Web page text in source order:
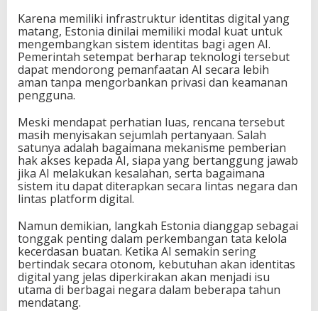
Karena memiliki infrastruktur identitas digital yang
matang, Estonia dinilai memiliki modal kuat untuk
mengembangkan sistem identitas bagi agen AI.
Pemerintah setempat berharap teknologi tersebut
dapat mendorong pemanfaatan AI secara lebih
aman tanpa mengorbankan privasi dan keamanan
pengguna.
Meski mendapat perhatian luas, rencana tersebut
masih menyisakan sejumlah pertanyaan. Salah
satunya adalah bagaimana mekanisme pemberian
hak akses kepada AI, siapa yang bertanggung jawab
jika AI melakukan kesalahan, serta bagaimana
sistem itu dapat diterapkan secara lintas negara dan
lintas platform digital.
Namun demikian, langkah Estonia dianggap sebagai
tonggak penting dalam perkembangan tata kelola
kecerdasan buatan. Ketika AI semakin sering
bertindak secara otonom, kebutuhan akan identitas
digital yang jelas diperkirakan akan menjadi isu
utama di berbagai negara dalam beberapa tahun
mendatang.